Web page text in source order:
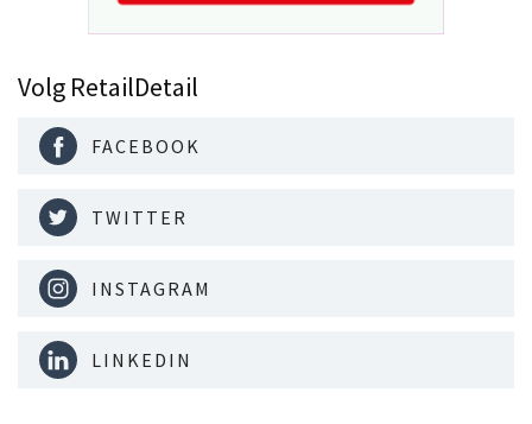
Volg RetailDetail
FACEBOOK
TWITTER
INSTAGRAM
LINKEDIN